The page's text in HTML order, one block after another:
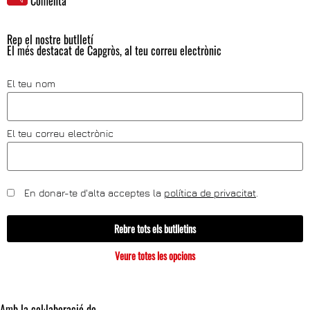
Rep el nostre butlletí
El més destacat de Capgròs, al teu correu electrònic
El teu nom
El teu correu electrònic
En donar-te d'alta acceptes la política de privacitat
Rebre tots els butlletins
Veure totes les opcions